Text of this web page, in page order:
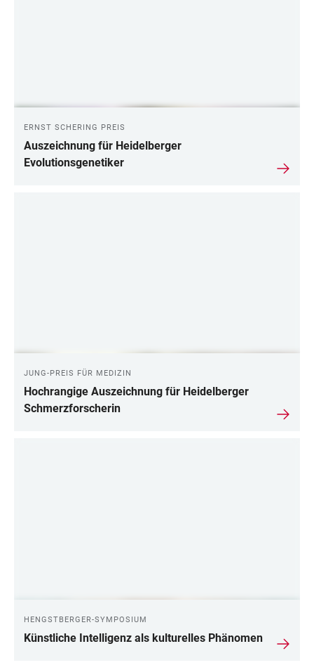
ERNST SCHERING PREIS
Auszeichnung für Heidelberger
Evolutionsgenetiker
JUNG-PREIS FÜR MEDIZIN
Hochrangige Auszeichnung für Heidelberger
Schmerzforscherin
HENGSTBERGER-SYMPOSIUM
Künstliche Intelligenz als kulturelles Phänomen